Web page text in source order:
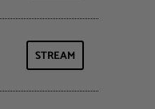
STREAM